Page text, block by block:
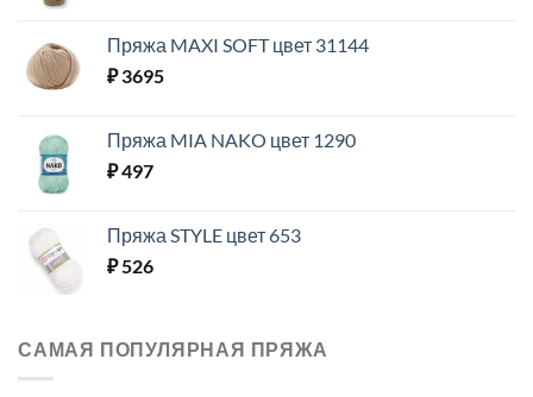
Пряжа MAXI SOFT цвет 31144
₽3695
Пряжа MIA NAKO цвет 1290
₽497
Пряжа STYLE цвет 653
₽526
САМАЯ ПОПУЛЯРНАЯ ПРЯЖА